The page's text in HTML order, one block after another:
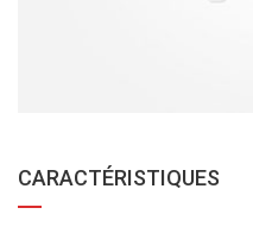
CARACTÉRISTIQUES